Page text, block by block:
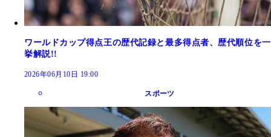
ワールドカップ得点王の歴代記録と最多得点者、歴代順位を一
挙解説!!
2026年06月10日 19:00
スポーツ